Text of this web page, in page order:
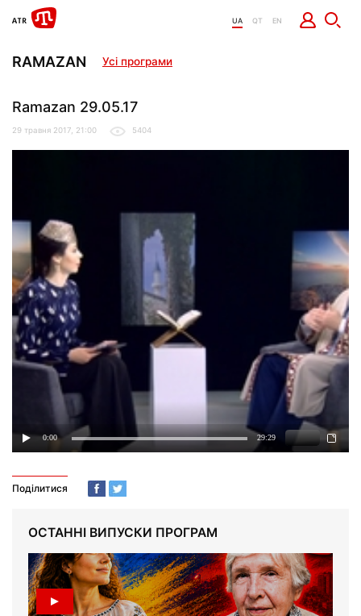
UA QT EN
RAMAZAN Усі програми
Ramazan 29.05.17
29 травня 2017, 21:00 5404
Поділитися
ОСТАННІ ВИПУСКИ ПРОГРАМ